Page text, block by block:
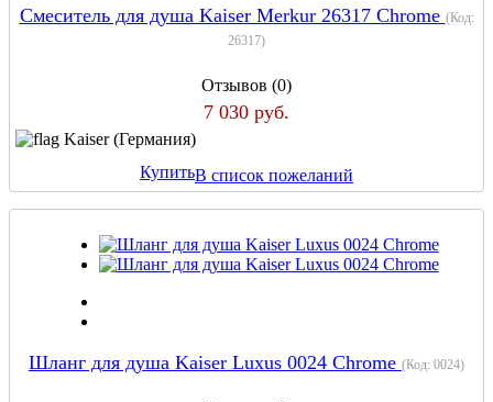
Смеситель для душа Kaiser Merkur 26317 Chrome (Код:
26317)
Отзывов (0)
7 030 руб.
Kaiser (Германия)
КупитьВ список пожеланий
Шланг для душа Kaiser Luxus 0024 Chrome (Код: 0024)